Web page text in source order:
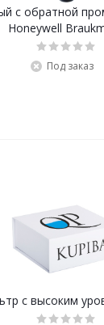
с обратной
Honeywell
Под заказ
с высоким